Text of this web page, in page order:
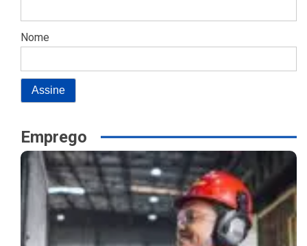
Nome
Emprego